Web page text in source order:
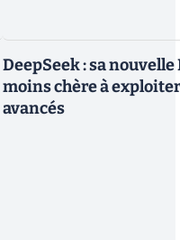
DeepSeek : sa
moins chère à
avancés